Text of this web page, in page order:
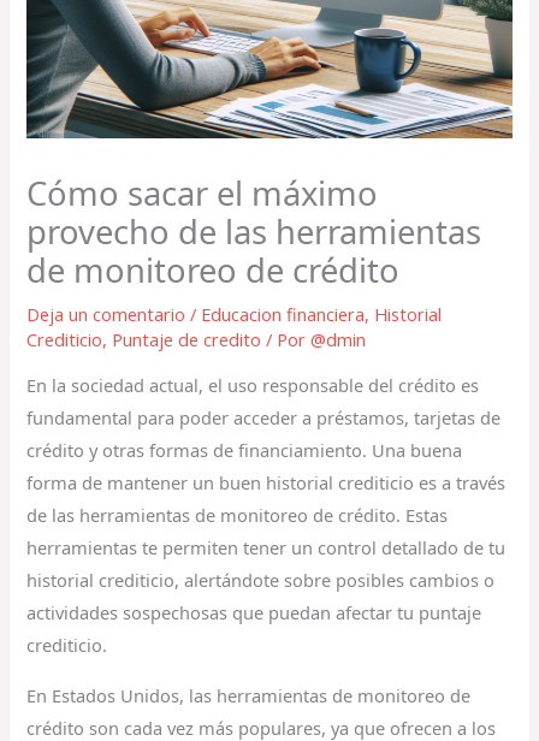
Cómo sacar el máximo
provecho de las herramientas
de monitoreo de crédito
Deja un comentario / Educacion financiera, Historial
Crediticio, Puntaje de credito / Por@dmin
En la sociedad actual, el uso responsable del crédito es
fundamental para poder acceder a préstamos, tarjetas de
crédito y otras formas de financiamiento. Una buena
forma de mantener un buen historial crediticio es a través
de las herramientas de monitoreo de crédito. Estas
herramientas te permiten tener un control detallado de tu
historial crediticio, alertándote sobre posibles cambios o
actividades sospechosas que puedan afectar tu puntaje
crediticio.
En Estados Unidos, las herramientas de monitoreo de
crédito son cada vez más populares, ya que ofrecen a los